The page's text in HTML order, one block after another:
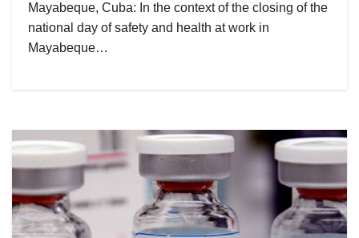
Mayabeque, Cuba: In the context of the closing of the
national day of safety and health at work in
Mayabeque…